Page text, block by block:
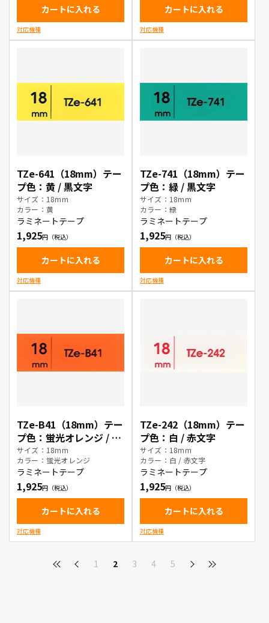
カートに入れる
対応機種
カートに入れる
対応機種
TZe-641（18mm）テー
プ色：黄 / 黒文字
サイズ：18mm
カラー：黄
ラミネートテープ
1,925
カートに入れる
対応機種
TZe-741（18mm）テー
プ色：緑 / 黒文字
サイズ：18mm
カラー：緑
ラミネートテープ
1,925
カートに入れる
対応機種
TZe-B41（18mm）テー
プ色：蛍光オレンジ / 黒
文字
サイズ：18mm
カラー：蛍光オレンジ
ラミネートテープ
1,925
カートに入れる
対応機種
TZe-242（18mm）テー
プ色：白 / 赤文字
サイズ：18mm
カラー：白 / 赤文字
ラミネートテープ
1,925
カートに入れる
対応機種
1 2 3 4 5